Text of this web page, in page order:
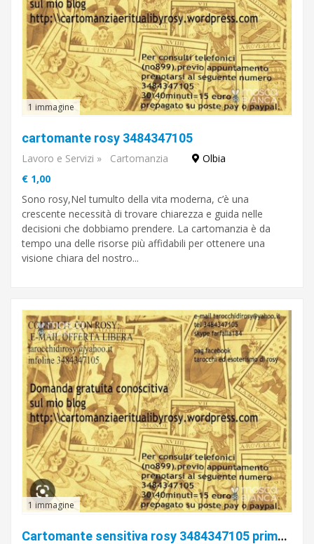
1 immagine
cartomante rosy 3484347105
Lavoro e Servizi » Cartomanzia
Olbia
€ 1,00
Sono rosy,Nel tumulto della vita moderna, c’è una
crescente necessità di trovare chiarezza e guida nelle
decisioni che dobbiamo prendere. La cartomanzia è da
tempo una delle risorse più affidabili per ottenere una
visione chiara del nostro...
1 immagine
Cartomante sensitiva rosy 3484347105 prima domanda gratis